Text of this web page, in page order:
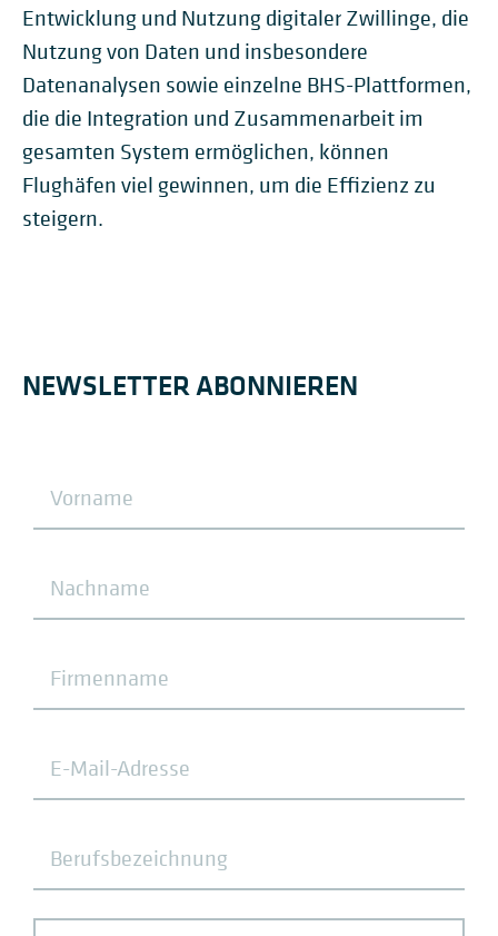
Entwicklung und Nutzung digitaler Zwillinge, die
Nutzung von Daten und insbesondere
Datenanalysen sowie einzelne BHS-Plattformen,
die die Integration und Zusammenarbeit im
gesamten System ermöglichen, können
Flughäfen viel gewinnen, um die Effizienz zu
steigern.
NEWSLETTER ABONNIEREN